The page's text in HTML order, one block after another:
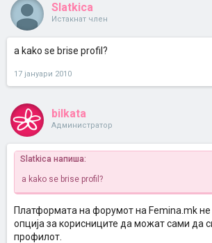
Slatkica
Истакнат член
a kako se brise profil?
17 јануари 2010
bilkata
Администратор
Slatkica напиша:
a kako se brise profil?
Платформата на форумот на Femina.mk
опција за корисниците да можат сами да
профилот.